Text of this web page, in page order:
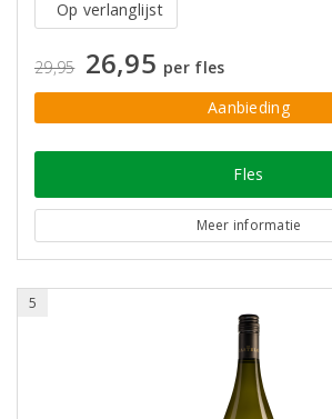
Op verlanglijst
29,95 26,95 per fles
Aanbieding
Fles
Meer informatie
5